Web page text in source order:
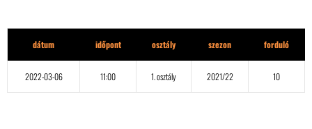
dátum időpont osztály szezon forduló
2022-03-06 11:00 1. osztály 2021/22 10